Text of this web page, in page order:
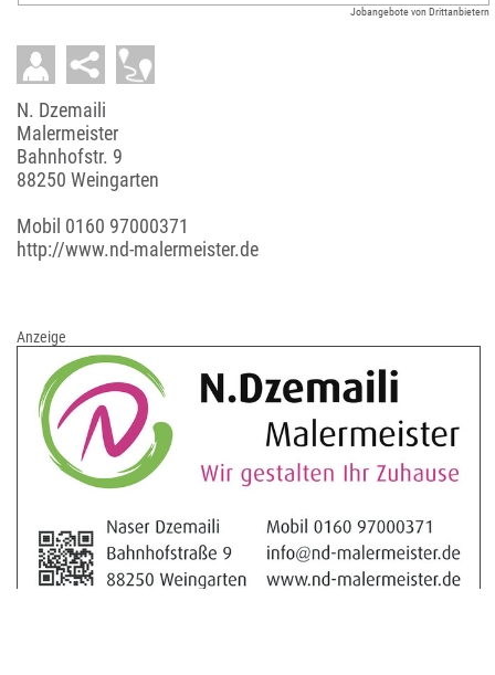
Jobangebote von Drittanbietern
N. Dzemaili
Malermeister
Bahnhofstr. 9
88250 Weingarten
Mobil 0160 97000371
http://www.nd-malermeister.de
Anzeige